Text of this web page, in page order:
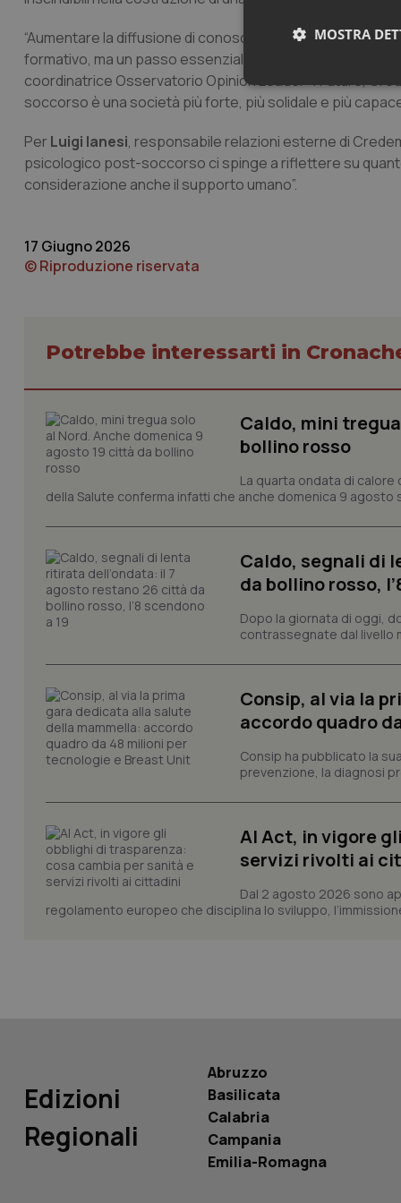
“Aumentare la diffusione di conoscenze sulle manovre
formativo, ma un passo essenziale per costruire una
coordinatrice Osservatorio Opinion Leader 4 Future,
soccorso è una società più forte, più solidale e più
Per Luigi Ianesi, responsabile relazioni esterne di
psicologico post-soccorso ci spinge a riflettere su
considerazione anche il supporto umano”.
17 Giugno 2026
© Riproduzione riservata
Potrebbe interessarti in
Caldo, mini
bollino rosso
La quarta ondata di
della Salute conferma infatti che anche domenica 9 agosto
Caldo, segnali di
da bollino rosso,
Dopo la giornata di oggi,
contrassegnate dal livello
Consip, al via la
accordo quadro
Consip ha pubblicato la
prevenzione, la diagnosi
AI Act, in vigore
servizi rivolti ai
Dal 2 agosto 2026 sono
regolamento europeo che disciplina lo sviluppo,
Edizioni
Regionali
Abruzzo
Basilicata
Calabria
Campania
Emilia-Romagna
MOSTRA
tracking-sites-
tracking-enable
tracking-sites-
_ga
PHPSESSID
Nome
Nome
tracking-sites-